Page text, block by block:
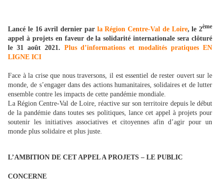
Lancé le 16 avril dernier par la Région Centre-Val de Loire, le 2ème
appel à projets en faveur de la solidarité internationale sera clôturé
le 31 août 2021. Plus d’informations et modalités pratiques EN
LIGNE ICI
Face à la crise que nous traversons, il est essentiel de rester ouvert sur le
monde, de s’engager dans des actions humanitaires, solidaires et de lutter
ensemble contre les impacts de cette pandémie mondiale.
La Région Centre-Val de Loire, réactive sur son territoire depuis le début
de la pandémie dans toutes ses politiques, lance cet appel à projets pour
soutenir les initiatives associatives et citoyennes afin d’agir pour un
monde plus solidaire et plus juste.
L’AMBITION DE CET APPEL A PROJETS – LE PUBLIC
CONCERNE